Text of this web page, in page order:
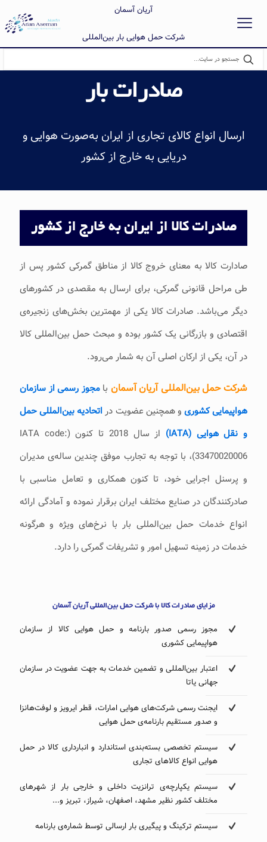
آریان آسمان
شرکت حمل هوایی بار بین‌المللی
صادرات بار
ارسال انواع کالای تجاری از ایران به‌صورت هوایی و
دریایی به خارج از کشور
صادرات کالا از ایران به‌ خارج از کشور
صادارت کالا به‌ معنای خروج كالا از مناطق گمركی كشور پس از
طی مراحل قانونی گمرکی، برای ارسال به‌ مقصدی در کشورهای
دیگر می‌‌‌باشد. صادرات کالا یکی از مهمترین بخش‌های زنجیره‌ی
اقتصادی و بازرگانی یک کشور بوده و مبحث حمل بین‌المللی کالا
در آن، یکی از ارکان اصلی آن به ‌شمار می‌‌‌رود.
شرکت حمل بین‌المللی آریان آسمان بامجوز رسمی‌‌‌ از سازمان
هواپیمایی کشوری و همچنین عضویت در اتحادیه بین‌المللی حمل
و نقل هوایی (IATA)
از سال 2018 تا کنون (IATA code:
33470020006) ، با توجه به‌ تجارب موفق چندین ساله‌ی مدیران
و پرسنل اجرایی خود، تا کنون همکاری و تعامل مناسبی با
صادرکنندگان در صنایع مختلف ایران برقرار نموده و آمادگی ارائه
انواع خدمات حمل بین‌المللی بار با نرخ‌های ویژه و هرگونه
خدمات در زمینه تسهیل امور و تشریفات گمرکی را دارد.
مزایای صادرات کالا با شرکت حمل بین‌المللی آریان آسمان
مجوز رسمی‌‌‌ صدور بارنامه و حمل هوایی کالا از سازمان
هواپیمایی کشوری
اعتبار بین‌المللی و تضمین خدمات به ‌جهت عضویت در سازمان
جهانی یاتا
ایجنت رسمی ‌‌‌شرکت‌های هوایی امارات، قطر ایرویز و لوفت‌هانزا
و صدور مستقیم بارنامه‌ی حمل هوایی
سیستم تخصصی بسته‌بندی استاندارد و انبارداری کالا در حمل
هوایی انواع کالاهای تجاری
سیستم یکپارچه‌ی ترانزیت داخلی و خارجی بار از شهرهای
مختلف کشور نظیر مشهد، اصفهان، شیراز، تبریز و...
سیستم ترکینگ و پیگیری بار ارسالی توسط شماره‌ی بارنامه